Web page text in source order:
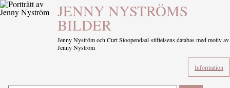
JENNY NYSTRÖMS
BILDER
Jenny Nyström och Curt Stoopendaal-stiftelsens databas med motiv av
Jenny Nyström
Information